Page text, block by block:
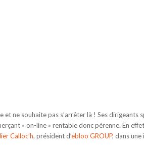
ne souhaite pas s’arrêter là ! Ses dirigeants
« on-line » rentable donc pérenne. En
Calloc’h, président d’ebloo GROUP, dans